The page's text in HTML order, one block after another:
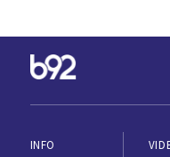
INFO